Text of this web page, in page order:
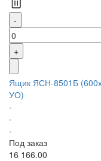
Ящик ЯСН-8501Б
УО)
-
-
-
Под заказ
16 166.00